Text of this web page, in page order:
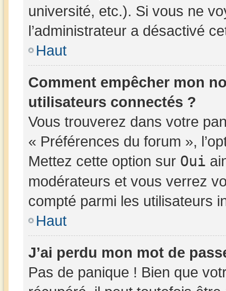
université, etc.). Si vous ne
l’administrateur a désactivé
Haut
Comment empêcher mon
utilisateurs connectés ?
Vous trouverez dans votre
« Préférences du forum »,
Mettez cette option sur Oui
modérateurs et vous verrez
compté parmi les utilisateurs
Haut
J’ai perdu mon mot de
Pas de panique ! Bien que